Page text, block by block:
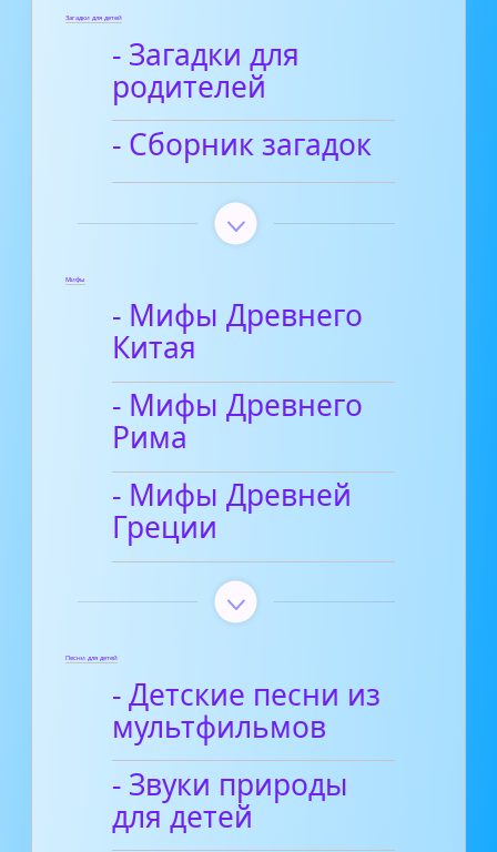
Загадки для детей
- Загадки для
родителей
- Сборник загадок
Мифы
- Мифы Древнего
Китая
- Мифы Древнего
Рима
- Мифы Древней
Греции
Песни для детей
- Детские песни из
мультфильмов
- Звуки природы
для детей